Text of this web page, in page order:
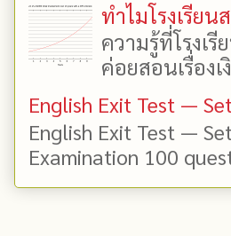
ทำไมโรงเรีย
ความรู้ที่โรงเ
ค่อยสอนเรื่องเ
English Exit Test —
English Exit Test — Set
Examination 100